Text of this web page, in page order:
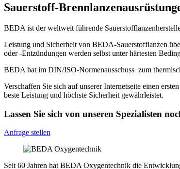
Sauerstoff-
BEDA ist der weltweit führende
Leistung und Sicherheit von BEDA-Sauerstofflanzen
oder -Entzündungen werden selbst unter härtesten
BEDA hat im DIN/ISO-Normenausschuss zum
Verschaffen Sie sich auf unserer Internetseite einen
beste Leistung und höchste Sicherheit gewährleistet.
Lassen Sie sich von unseren Spezialisten
Anfrage stellen
Seit 60 Jahren hat BEDA Oxygentechnik die